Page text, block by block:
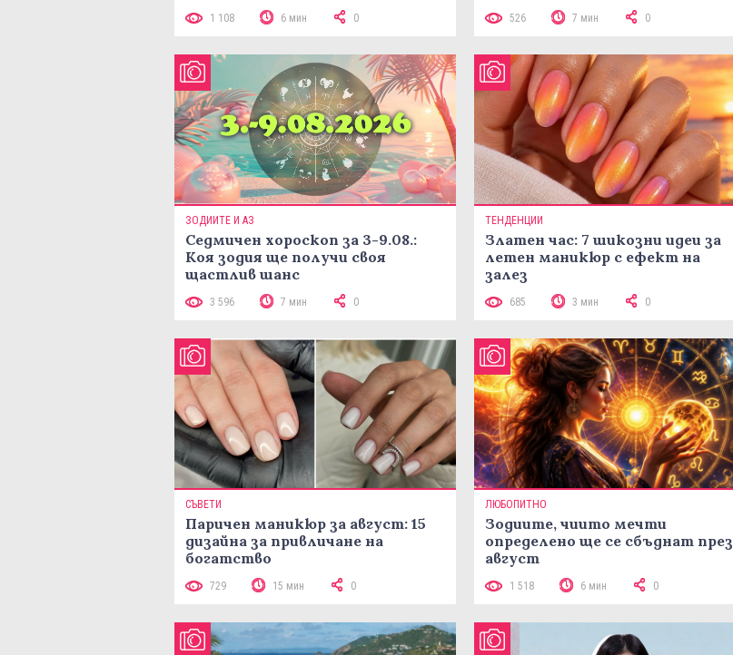
1 108 6 мин 0 526 7 мин 0
ЗОДИИТЕ И АЗ
Седмичен хороскоп за 3-9.08.:
Коя зодия ще получи своя
щастлив шанс
3 596 7 мин 0
ТЕНДЕНЦИИ
Златен час: 7 шикозни идеи за
летен маникюр с ефект на
залез
685 3 мин 0
СЪВЕТИ
Паричен маникюр за август: 15
дизайна за привличане на
богатство
729 15 мин 0
ЛЮБОПИТНО
Зодиите, чиито мечти
определено ще се сбъднат през
август
1 518 6 мин 0